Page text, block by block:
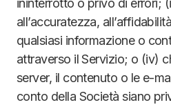
ininterrotto o privo di errori;
all’accuratezza,
qualsiasi informazione o
attraverso il Servizio; o (iv)
server, il contenuto o le e-
conto della Società siano